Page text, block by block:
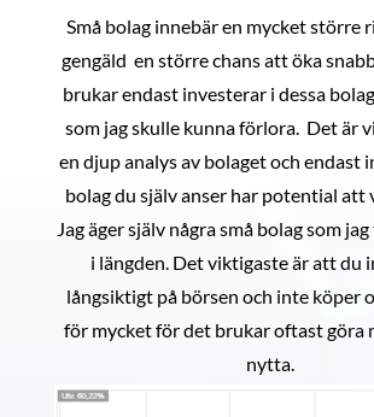
Små bolag innebär en mycket större
gengäld en större chans att öka
brukar endast investerar i dessa
som jag skulle kunna förlora. Det är
en djup analys av bolaget och endast
bolag du själv anser har potential att
Jag äger själv några små bolag som
i längden. Det viktigaste är att du
långsiktigt på börsen och inte köper
för mycket för det brukar oftast göra
nytta.